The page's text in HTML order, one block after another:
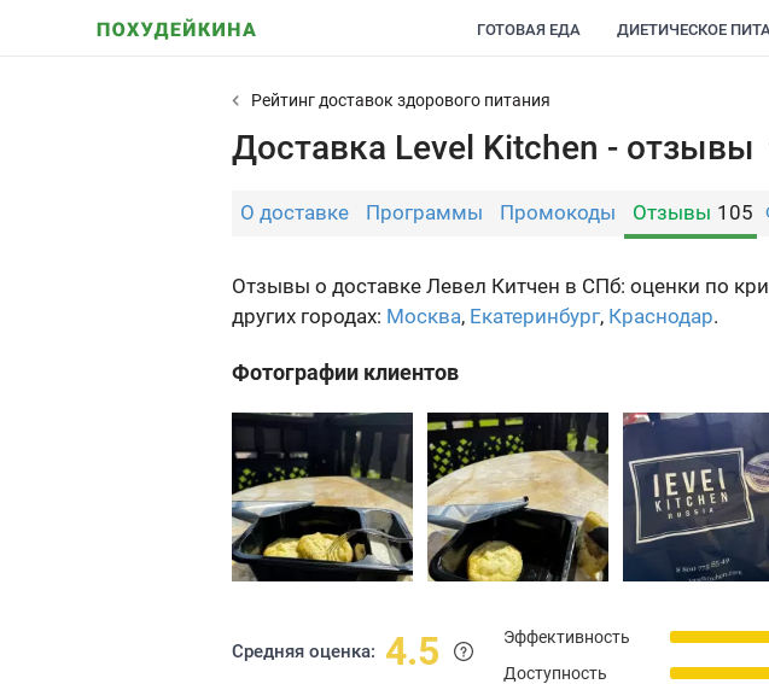
ГОТОВАЯ ЕДА ДИЕТИЧЕСКОЕ
Рейтинг доставок здорового питания
Доставка Level Kitchen - отзывы
О доставке Программы Промокоды Отзывы 105
Отзывы о доставке Левел Китчен в СПб: оценки по
других городах: Москва, Екатеринбург, Краснодар.
Фотографии клиентов
Средняя оценка: 4.5 Эффективность
Доступность